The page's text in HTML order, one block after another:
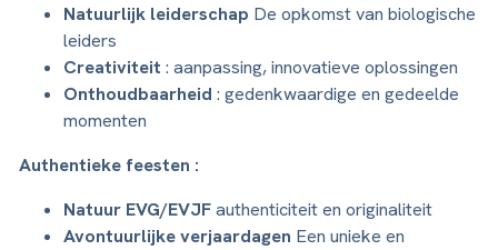
Natuurlijk leiderschap De opkomst van biologische
leiders
Creativiteit : aanpassing, innovatieve oplossingen
Onthoudbaarheid : gedenkwaardige en gedeelde
momenten
Authentieke feesten :
Natuur EVG/EVJFauthenticiteit en originaliteit
Avontuurlijke verjaardagen Een unieke en